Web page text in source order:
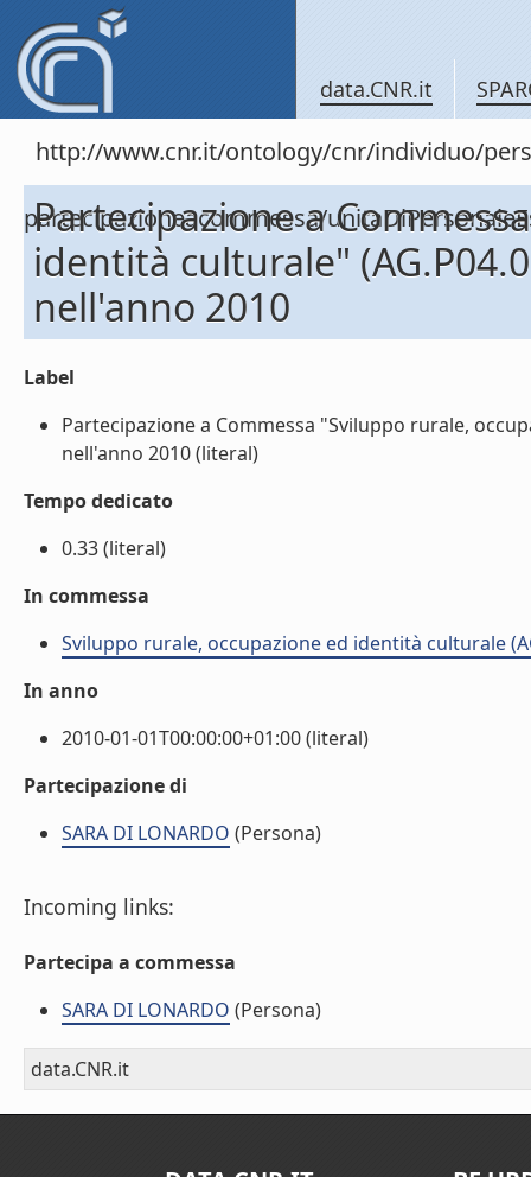
data.CNR.it
http://www.cnr.it/ontology/cnr/individuo/
partecipazioneacommessa/
Partecipazione a
identità culturale"
nell'anno 2010
Label
Partecipazione a Commessa "Sviluppo rurale,
nell'anno 2010 (literal)
Tempo dedicato
0.33 (literal)
In commessa
Sviluppo rurale, occupazione ed identità culturale
In anno
2010-01-01T00:00:00+01:00 (literal)
Partecipazione di
SARA DI LONARDO (Persona)
Incoming links:
Partecipa a commessa
SARA DI LONARDO (Persona)
data.CNR.it